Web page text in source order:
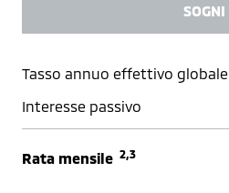
SOGNI
Tasso annuo effettivo globale
Interesse passivo
Rata mensile 2,3